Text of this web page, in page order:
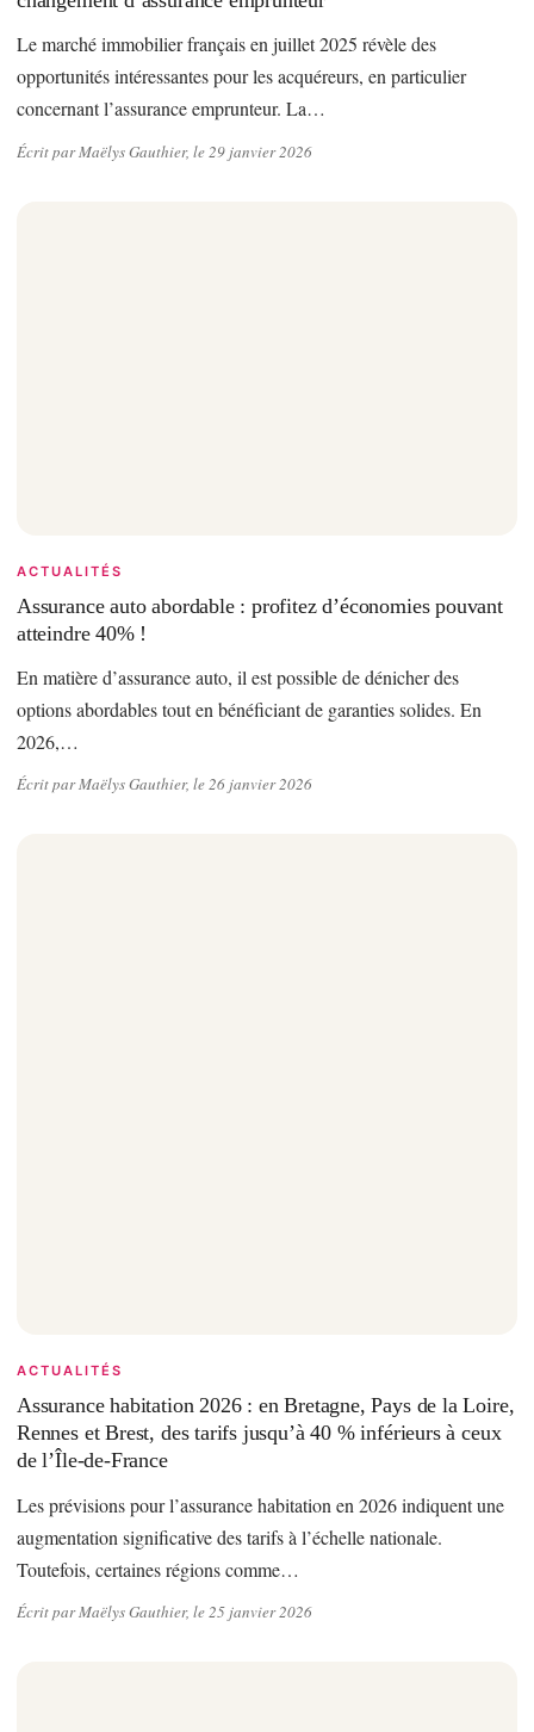
Le marché immobilier français en juillet 2025 révèle des
opportunités intéressantes pour les acquéreurs, en particulier
concernant l’assurance emprunteur. La…
Écrit par Maëlys Gauthier, le 29 janvier 2026
ACTUALITÉS
Assurance auto abordable : profitez d’économies pouvant
atteindre 40% !
En matière d’assurance auto, il est possible de dénicher des
options abordables tout en bénéficiant de garanties solides. En
2026,…
Écrit par Maëlys Gauthier, le 26 janvier 2026
ACTUALITÉS
Assurance habitation 2026 : en Bretagne, Pays de la Loire,
Rennes et Brest, des tarifs jusqu’à 40 % inférieurs à ceux
de l’Île-de-France
Les prévisions pour l’assurance habitation en 2026 indiquent une
augmentation significative des tarifs à l’échelle nationale.
Toutefois, certaines régions comme…
Écrit par Maëlys Gauthier, le 25 janvier 2026